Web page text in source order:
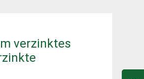
verzinktes